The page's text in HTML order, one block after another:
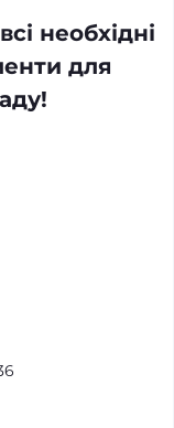
необхідні
для